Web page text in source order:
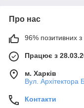
Про нас
96% позитивних з
Працює з
м. Харків
Вул. Архітектора
Контакти